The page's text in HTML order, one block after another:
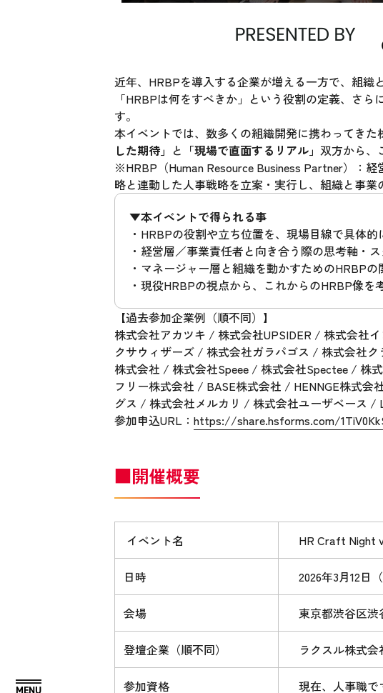
近年、HRBPを導入する企業が増える一方で、組
「HRBPは何をすべきか」という役割の定義、さ
す。
本イベントでは、数多くの組織開発に携わってきた
した期待」 と 「現場で直面するリアル」 双方から、
※HRBP（Human Resource Business Partner）：
略と連動した人事戦略を立案・実行し、組織と事業
▼本イベントで得られる事
・HRBPの役割や立ち位置を、現場目線で具体的
・経営層／事業責任者と向き合う際の思考軸・
・マネージャー層と組織を動かすためのHRBPの
・現役HRBPの視点から、これからのHRBP像を
【過去参加企業例（順不同）】
株式会社アカツキ / 株式会社UPSIDER / 株式会社
クサウィザーズ / 株式会社ガラパゴス / 株式会社
株式会社 / 株式会社Speee / 株式会社Spectee / 株
フリー株式会社 / BASE株式会社 / HENNGE株式
グス / 株式会社メルカリ / 株式会社ユーザベース /
参加申込URL： https://share.hsforms.com/
■開催概要
イベント名 HR Craft Night
日時 2026年3月12日
会場 東京都渋谷区渋
登壇企業（順不同） ラクスル株式会
参加資格 現在、人事職で